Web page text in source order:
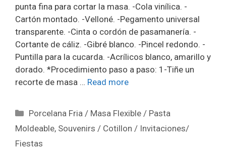
punta fina para cortar la masa. -Cola vinílica. -
Cartón montado. -Velloné. -Pegamento universal
transparente. -Cinta o cordón de pasamanería. -
Cortante de cáliz. -Gibré blanco. -Pincel redondo. -
Puntilla para la cucarda. -Acrílicos blanco, amarillo y
dorado. *Procedimiento paso a paso: 1-Tiñe un
recorte de masa … Read more
Porcelana Fria / Masa Flexible / Pasta
Moldeable, Souvenirs / Cotillon / Invitaciones/
Fiestas